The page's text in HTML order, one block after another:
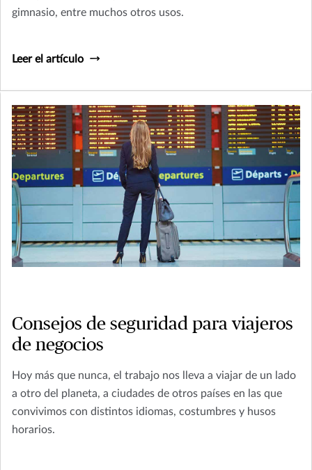
gimnasio, entre muchos otros usos.
Leer el artículo
Consejos de seguridad para viajeros
de negocios
Hoy más que nunca, el trabajo nos lleva a viajar de un lado
a otro del planeta, a ciudades de otros países en las que
convivimos con distintos idiomas, costumbres y husos
horarios.